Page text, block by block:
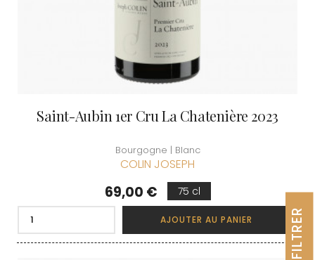
Saint-Aubin 1er Cru La Chatenière 2023
Bourgogne | Blanc
COLIN JOSEPH
Prix
69,00 € 75 cl
AJOUTER AU PANIER FILTRER